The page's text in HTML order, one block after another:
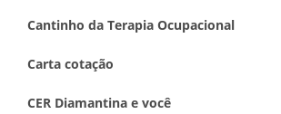
Cantinho da Terapia Ocupacional
Carta cotação
CER Diamantina e você